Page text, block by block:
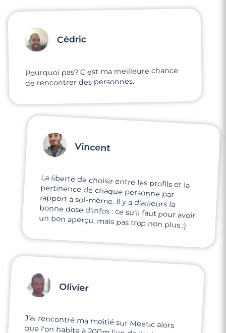
Cédric
Pourquoi pas? C est ma meilleure chance
de rencontrer des personnes.
Vincent
La liberté de choisir entre les profils et la
pertinence de chaque personne par
rapport à soi-même. Il y a d'ailleurs la
bonne dose d'infos : ce su'il faut pour avoir
un bon aperçu, mais pas trop non plus ;)
Olivier
J'ai rencontré ma moitié sur Meetic alors
que l'on habite à 200m l'un de l'autre et on
ne s'était jamais vu auparavant.
Aujourd'hui, nous sommes ensemble c'est
une belle aventure qui commence... Merci